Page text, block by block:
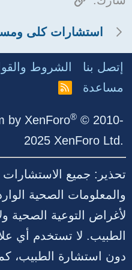
استشارات كلى
إتصل بنا الشروط
مساعدة
R
by XenForo® © 2010-
2025 XenForo Ltd.
تحذير: جميع الاستشارات
والمعلومات الصحية
لأغراض التوعية الصحية
الطبيب. لا تستخدم أي
دون استشارة الطبيب،